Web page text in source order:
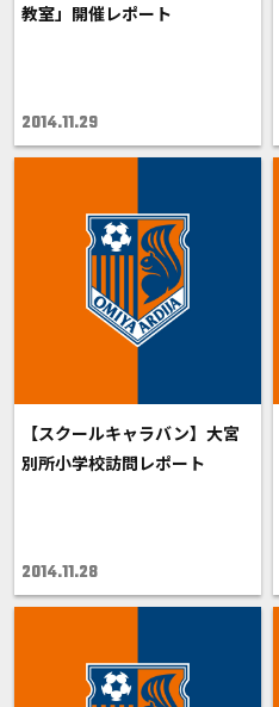
教室」開催レポート
2014.11.29
【スクールキャラバン】大宮
別所小学校訪問レポート
2014.11.28